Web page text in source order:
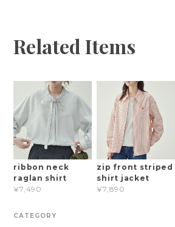
Related Items
ribbon neck
raglan shirt
¥7,490
zip front striped
shirt jacket
¥7,890
CATEGORY